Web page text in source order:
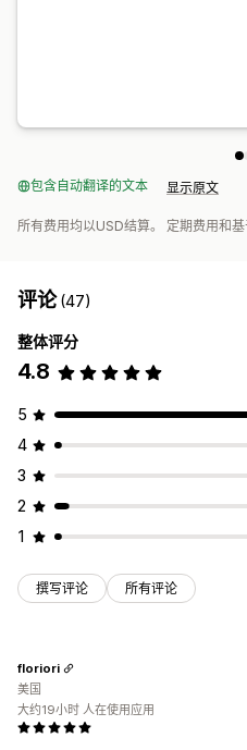
包含自动翻译的文本 显示原文
所有费用均以USD结算。 定期费用和
评论(47)
整体评分
4.8
5
4
3
2
1
撰写评论 所有评论
floriori
美国
大约19小时 人在使用应用